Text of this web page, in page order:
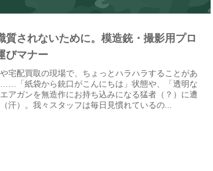
質されないために。模造銃・撮影用プロ
びマナー
宅配買取の現場で、ちょっとハラハラすることがあ
……「紙袋から銃口がこんにちは」状態や、「透明な
アガンを無造作にお持ち込みになる猛者（？）に遭
汗）。我々スタッフは毎日見慣れているの...